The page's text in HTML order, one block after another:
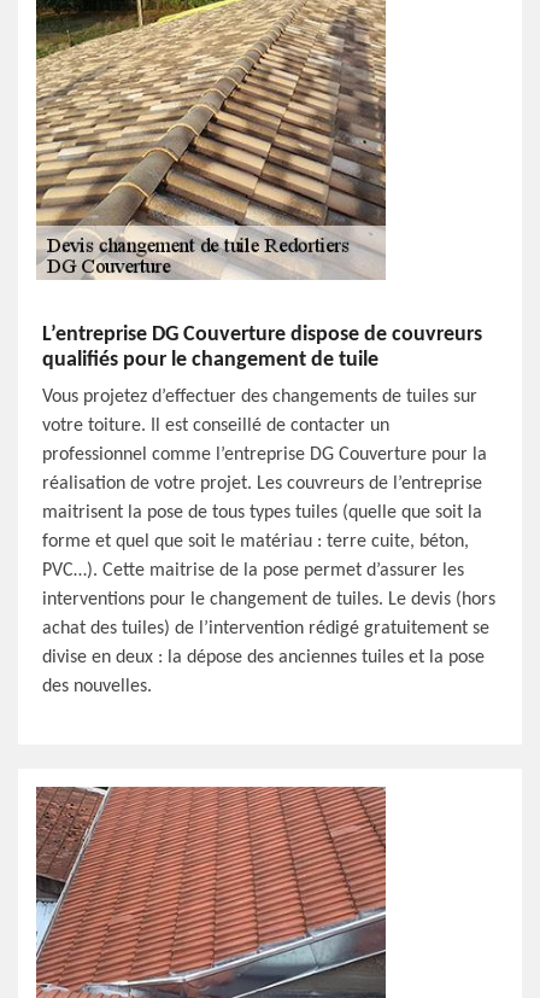
L’entreprise DG Couverture dispose de couvreurs
qualifiés pour le changement de tuile
Vous projetez d’effectuer des changements de tuiles sur
votre toiture. Il est conseillé de contacter un
professionnel comme l’entreprise DG Couverture pour la
réalisation de votre projet. Les couvreurs de l’entreprise
maitrisent la pose de tous types tuiles (quelle que soit la
forme et quel que soit le matériau : terre cuite, béton,
PVC…). Cette maitrise de la pose permet d’assurer les
interventions pour le changement de tuiles. Le devis (hors
achat des tuiles) de l’intervention rédigé gratuitement se
divise en deux : la dépose des anciennes tuiles et la pose
des nouvelles.